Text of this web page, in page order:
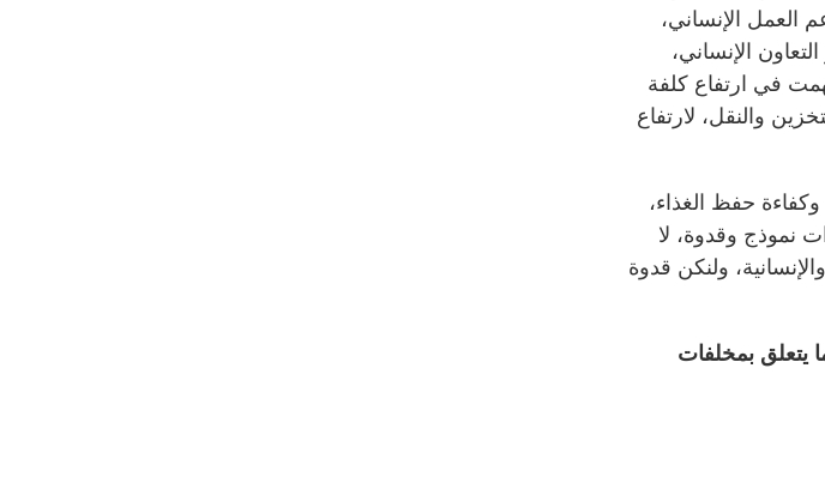
العمل الإنساني،
الإنساني،
في ارتفاع كلفة
والنقل، لارتفاع
حفظ الغذاء،
نموذج وقدوة، لا
ولنكن قدوة
في ما يتعلق بمخلفات